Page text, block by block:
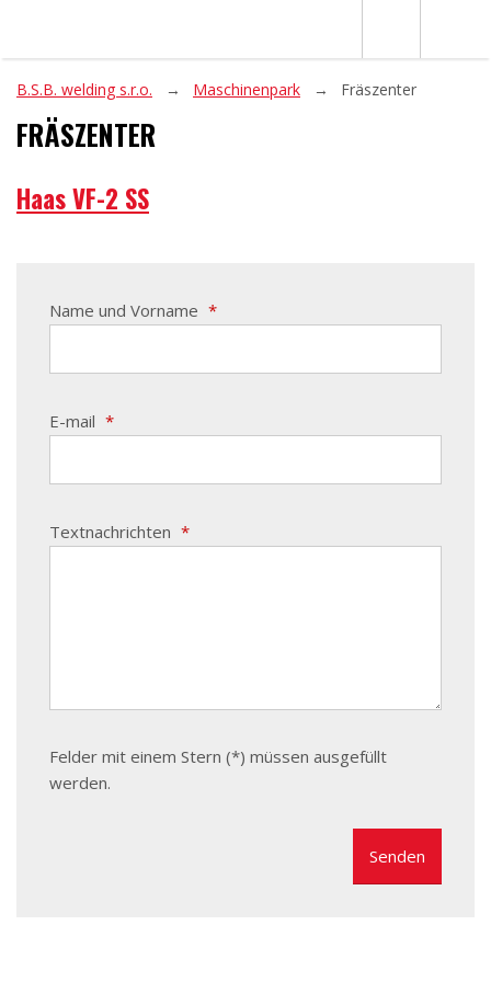
B.S.B. welding s.r.o. Maschinenpark Fräszenter
FRÄSZENTER
Haas VF-2 SS
Name und Vorname *
E-mail *
Textnachrichten *
Felder mit einem Stern (*) müssen ausgefüllt
werden.